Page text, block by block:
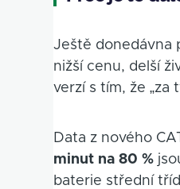
Ještě donedávna
nižší cenu, delší
verzí s tím, že „za
Data z nového
minut na 80 %
baterie střední